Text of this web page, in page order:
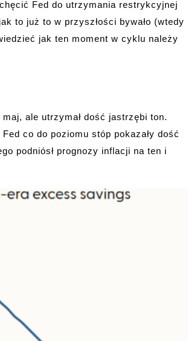
Fed do utrzymania restrykcyjnej
to już to w przyszłości bywało (wtedy
jak ten moment w cyklu należy
ale utrzymał dość jastrzębi ton.
co do poziomu stóp pokazały dość
podniósł prognozy inflacji na ten i